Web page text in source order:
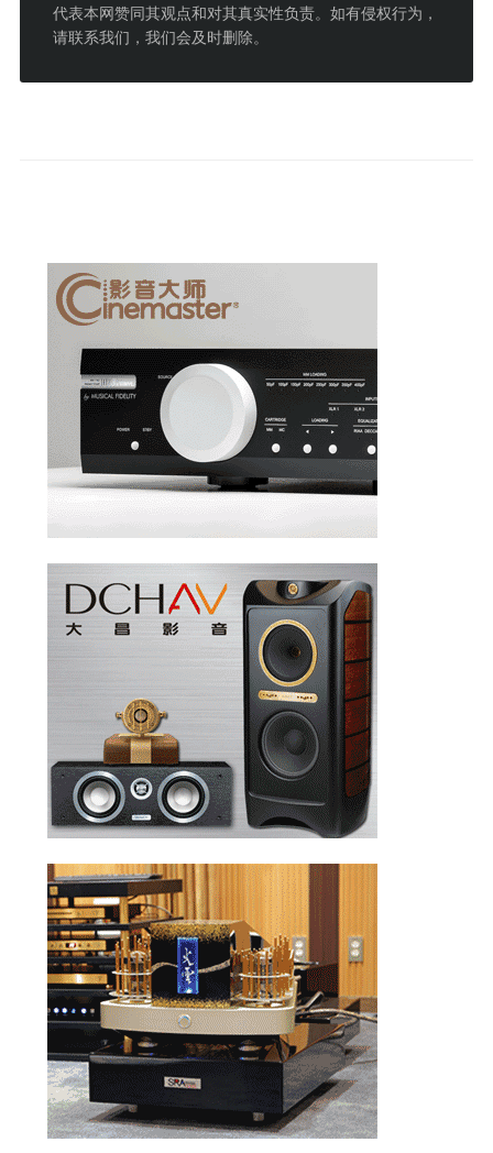
代表本网赞同其观点和对其真实性负责。如有侵权行为，
请联系我们，我们会及时删除。